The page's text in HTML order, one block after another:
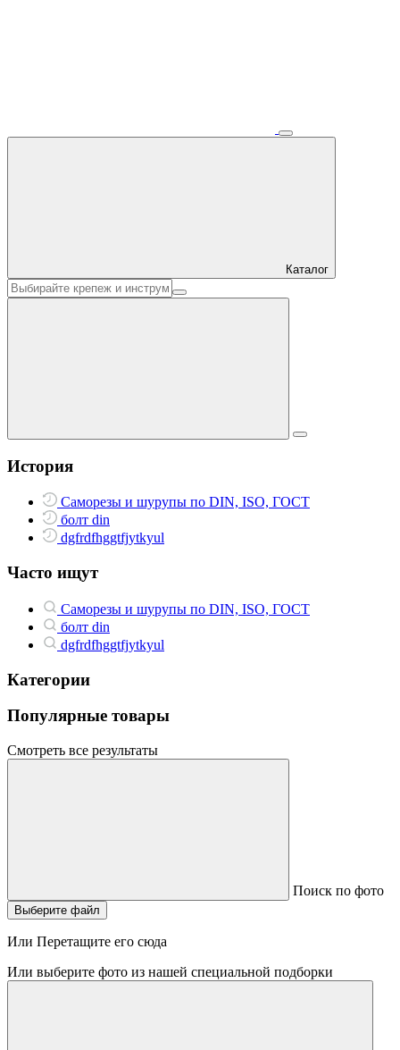
Каталог
История
Саморезы и шурупы по DIN, ISO, ГОСТ
болт din
dgfrdfhggtfjytkyul
Часто ищут
Саморезы и шурупы по DIN, ISO, ГОСТ
болт din
dgfrdfhggtfjytkyul
Категории
Популярные товары
Смотреть все результаты
Поиск по фото
Выберите файл
Или Перетащите его сюда
Или выберите фото из нашей специальной подборки